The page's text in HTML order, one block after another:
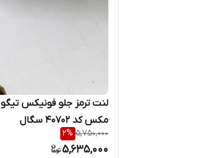
مکس کد 40702 سگال
5,750,000
2%
5,635,000